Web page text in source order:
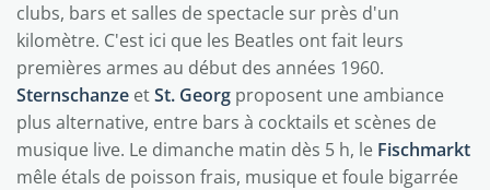
clubs, bars et salles de spectacle sur près d'un
kilomètre. C'est ici que les Beatles ont fait leurs
premières armes au début des années 1960.
Sternschanze etSt. Georg proposent une ambiance
plus alternative, entre bars à cocktails et scènes de
musique live. Le dimanche matin dès 5 h, le Fischmarkt
mêle étals de poisson frais, musique et foule bigarrée